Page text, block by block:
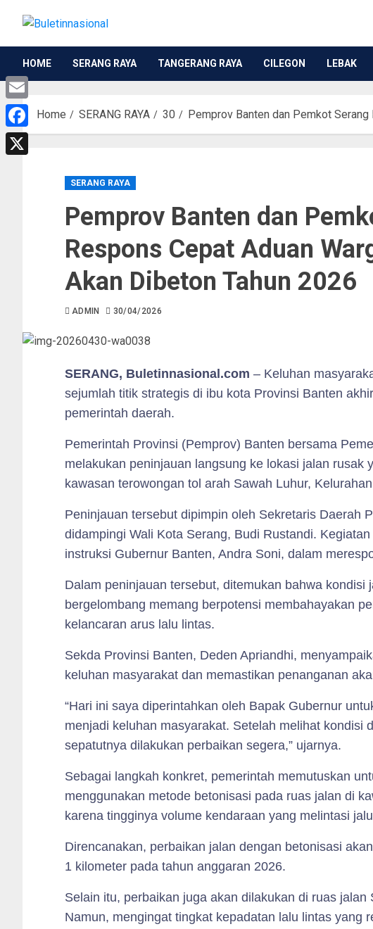
HOME SERANG RAYA TANGERANG RAYA CILEGON LEBAK
Home SERANG RAYA 30 Pemprov Banten dan Pemkot
SERANG RAYA
Pemprov Banten dan
Respons Cepat Aduan
Akan Dibeton Tahun 2026
ADMIN 30/04/2026
SERANG, Buletinnasional.com – Keluhan
sejumlah titik strategis di ibu kota Provinsi Banten
pemerintah daerah.
Pemerintah Provinsi (Pemprov) Banten bersama
melakukan peninjauan langsung ke lokasi jalan rusak
kawasan terowongan tol arah Sawah Luhur,
Peninjauan tersebut dipimpin oleh Sekretaris Daerah
didampingi Wali Kota Serang, Budi Rustandi.
instruksi Gubernur Banten, Andra Soni, dalam
Dalam peninjauan tersebut, ditemukan bahwa kondisi
bergelombang memang berpotensi membahayakan
kelancaran arus lalu lintas.
Sekda Provinsi Banten, Deden Apriandhi,
keluhan masyarakat dan memastikan penanganan
“Hari ini saya diperintahkan oleh Bapak Gubernur
menjadi keluhan masyarakat. Setelah melihat kondisi
sepatutnya dilakukan perbaikan segera,” ujarnya.
Sebagai langkah konkret, pemerintah memutuskan
menggunakan metode betonisasi pada ruas jalan di
karena tingginya volume kendaraan yang melintasi
Direncanakan, perbaikan jalan dengan betonisasi
1 kilometer pada tahun anggaran 2026.
Selain itu, perbaikan juga akan dilakukan di ruas jalan
Namun, mengingat tingkat kepadatan lalu lintas yang
Email
Facebook